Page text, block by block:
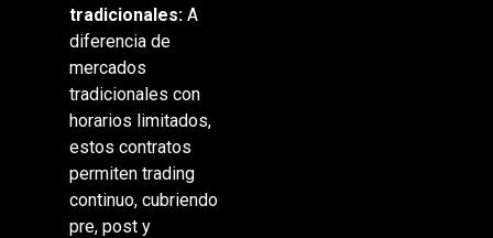
tradicionales:A
diferencia de
mercados
tradicionales con
horarios limitados,
estos contratos
permiten trading
continuo, cubriendo
pre, post y